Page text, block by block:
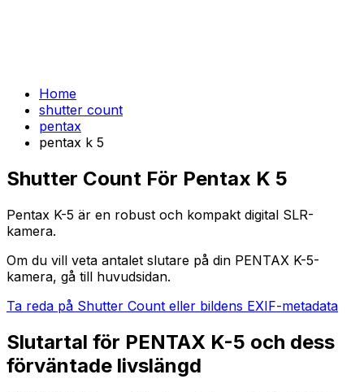
Home
shutter count
pentax
pentax k 5
Shutter Count För Pentax K 5
Pentax K-5 är en robust och kompakt digital SLR-
kamera.
Om du vill veta antalet slutare på din PENTAX K-5-
kamera, gå till huvudsidan.
Ta reda på Shutter Count eller bildens EXIF-metadata
Slutartal för PENTAX K-5 och dess
förväntade livslängd